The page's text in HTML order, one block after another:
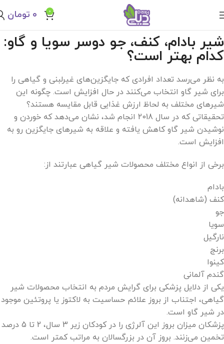
0 ۰ تومان
شیر بادام، کنف، جو دوسر سویا و گاو:
کدام بهتر است؟
به نظر می‌رسد تعداد افرادی که جایگزین‌های غیرلبنی و گیاهی را
برای شیر گاو انتخاب می‌کنند در حال افزایش است. چگونه این
شیرهای مختلف به لحاظ ارزش غذایی قابل مقایسه هستند؟
تحقیقاتی که در سال 2018 انجام شد، نشان می‌دهد که خوردن و
نوشیدن شیر گاو کاهش یافته و علاقه به شیرهای جایگزین رو به
افزایش است.
برخی از انواع مختلف محصولات شیر ​​گیاهی عبارتند از:
بادام
کنف (شاهدانه)
جو
سویا
نارگیل
برنج
کینوا
گندم آلمانی
یکی از دلایل پزشکی برای گرایش مردم به انتخاب محصولات شیر
گیاهی، اجتناب از بروز علائم حساسیت به لاکتوز یا پروتئین موجود
در شیر گاو است.
پزشکان میزان بروز این آلرژی را در کودکان زیر 3 سال، 2 تا 5 درصد
تخمین می‌زنند. بروز آن در بزرگسالان به مراتب کمتر است.